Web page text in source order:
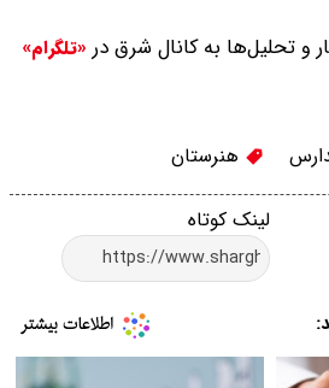
و تحلیل‌ها به کانال شرق در «تلگرام»
هنرستان
لینک کوتاه